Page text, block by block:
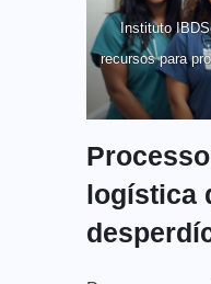
Instituto
recursos para
logística